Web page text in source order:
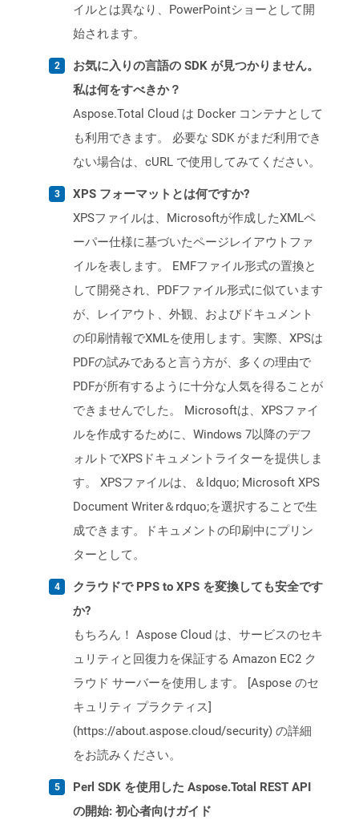
イルとは異なり、PowerPointショーとして開
始されます。
お気に入りの言語の SDK が見つかりません。
私は何をすべきか？
Aspose.Total Cloud は Docker コンテナとして
も利用できます。 必要な SDK がまだ利用でき
ない場合は、cURL で使用してみてください。
XPS フォーマットとは何ですか?
XPSファイルは、Microsoftが作成したXMLペ
ーパー仕様に基づいたページレイアウトファ
イルを表します。 EMFファイル形式の置換と
して開発され、PDFファイル形式に似ています
が、レイアウト、外観、およびドキュメント
の印刷情報でXMLを使用します。実際、XPSは
PDFの試みであると言う方が、多くの理由で
PDFが所有するように十分な人気を得ることが
できませんでした。 Microsoftは、XPSファイ
ルを作成するために、Windows 7以降のデフ
ォルトでXPSドキュメントライターを提供しま
す。 XPSファイルは、＆ldquo; Microsoft XPS
Document Writer＆rdquo;を選択することで生
成できます。ドキュメントの印刷中にプリン
ターとして。
クラウドで PPS to XPS を変換しても安全です
か?
もちろん！ Aspose Cloud は、サービスのセキ
ュリティと回復力を保証する Amazon EC2 ク
ラウド サーバーを使用します。 [Aspose のセ
キュリティ プラクティス]
(https://about.aspose.cloud/security) の詳細
をお読みください。
Perl SDK を使用した Aspose.Total REST API
の開始: 初心者向けガイド